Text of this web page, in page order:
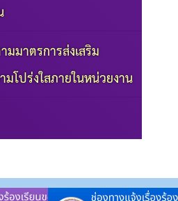
มมาตรการส่งเสริม
โปร่งใสภายในหน่วยงาน